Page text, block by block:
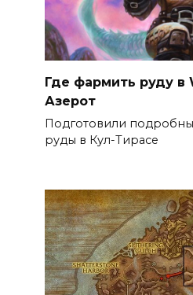
Где фармить руду в
Азерот
Подготовили
руды в Кул-Тирасе